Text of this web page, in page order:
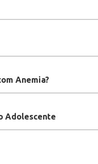
Anemia?
Adolescente